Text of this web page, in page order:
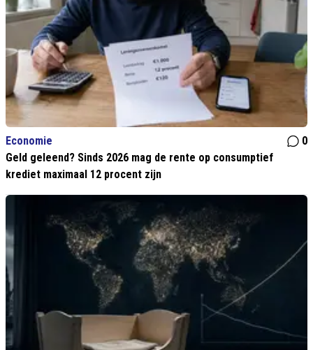
Economie
0
Geld geleend? Sinds 2026 mag de rente op consumptief
krediet maximaal 12 procent zijn